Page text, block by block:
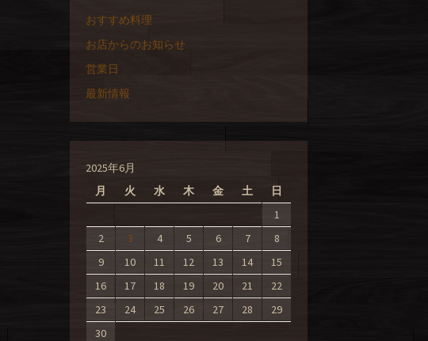
おすすめ料理
お店からのお知らせ
営業日
最新情報
2025年6月
月
火 水 木 金 土 日
1
2
3 4 5 6 7
8
9
10 11 12 13 14
15
16
17 18 19 20 21
22
23
24 25 26 27 28
29
30